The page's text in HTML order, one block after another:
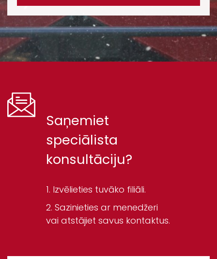
Saņemiet
speciālista
konsultāciju?
Izvēlieties tuvāko filiāli.
Sazinieties ar menedžeri
vai atstājiet savus kontaktus.